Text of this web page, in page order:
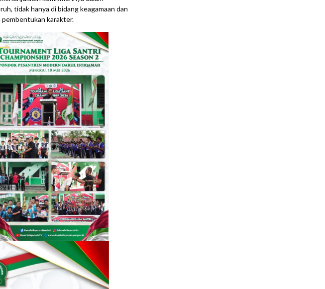
tidak hanya di bidang keagamaan dan
pembentukan karakter.